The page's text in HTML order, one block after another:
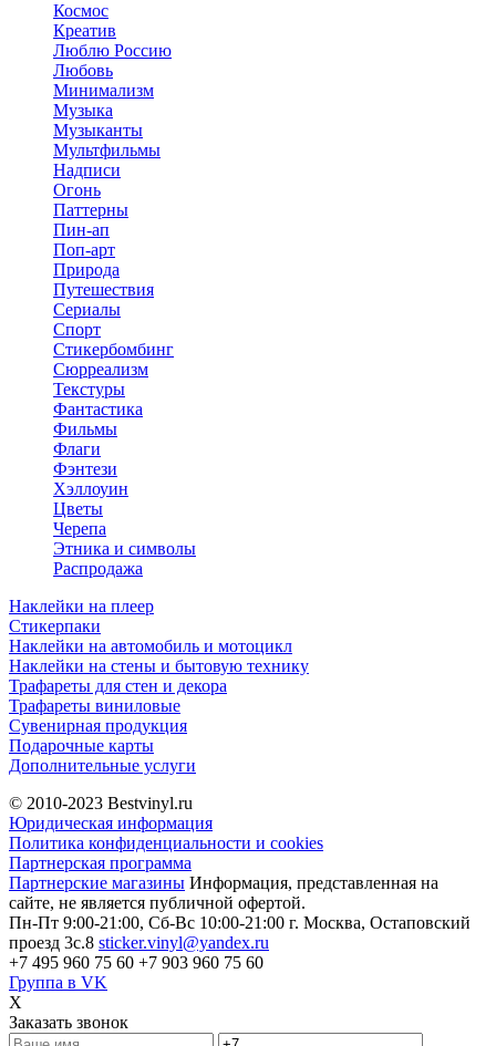
Космос
Креатив
Люблю Россию
Любовь
Минимализм
Музыка
Музыканты
Мультфильмы
Надписи
Огонь
Паттерны
Пин-ап
Поп-арт
Природа
Путешествия
Сериалы
Спорт
Стикербомбинг
Сюрреализм
Текстуры
Фантастика
Фильмы
Флаги
Фэнтези
Хэллоуин
Цветы
Черепа
Этника и символы
Распродажа
Наклейки на плеер
Стикерпаки
Наклейки на автомобиль и мотоцикл
Наклейки на стены и бытовую технику
Трафареты для стен и декора
Трафареты виниловые
Сувенирная продукция
Подарочные карты
Дополнительные услуги
© 2010-2023 Bestvinyl.ru
Юридическая информация
Политика конфиденциальности и cookies
Партнерская программа
Партнерские магазины Информация, представленная на
сайте, не является публичной офертой.
Пн-Пт 9:00-21:00, Сб-Вс 10:00-21:00 г. Москва, Остаповский
проезд 3с.8 sticker.vinyl@yandex.ru
+7 495 960 75 60 +7 903 960 75 60
Группа в VK
X
Заказать звонок